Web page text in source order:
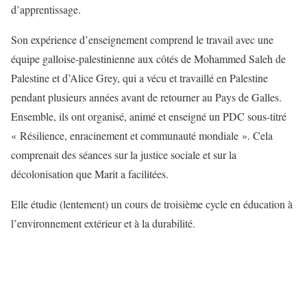
d’apprentissage.
Son expérience d’enseignement comprend le travail avec une
équipe galloise-palestinienne aux côtés de Mohammed Saleh de
Palestine et d’Alice Grey, qui a vécu et travaillé en Palestine
pendant plusieurs années avant de retourner au Pays de Galles.
Ensemble, ils ont organisé, animé et enseigné un PDC sous-titré
« Résilience, enracinement et communauté mondiale ». Cela
comprenait des séances sur la justice sociale et sur la
décolonisation que Marit a facilitées.
Elle étudie (lentement) un cours de troisième cycle en éducation à
l’environnement extérieur et à la durabilité.